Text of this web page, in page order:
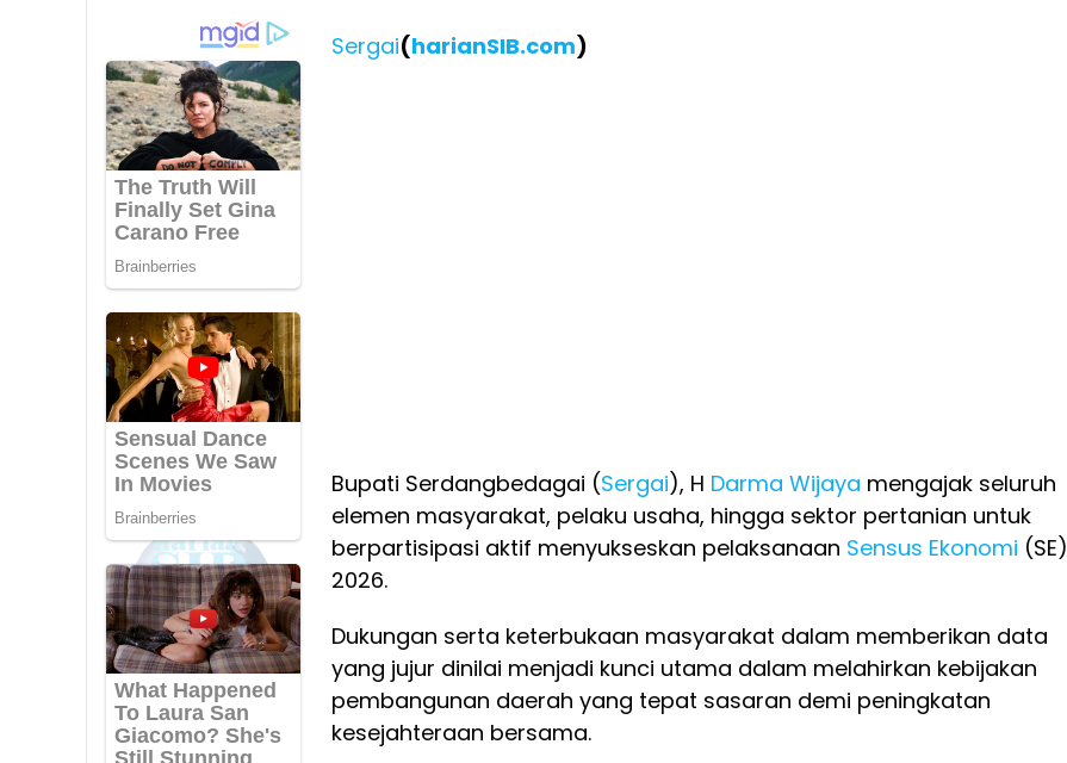
Sergai(harianSIB.com)
Bupati Serdangbedagai (Sergai), H Darma Wijaya mengajak seluruh
elemen masyarakat, pelaku usaha, hingga sektor pertanian untuk
berpartisipasi aktif menyukseskan pelaksanaan Sensus Ekonomi (SE)
2026.
Dukungan serta keterbukaan masyarakat dalam memberikan data
yang jujur dinilai menjadi kunci utama dalam melahirkan kebijakan
pembangunan daerah yang tepat sasaran demi peningkatan
kesejahteraan bersama.